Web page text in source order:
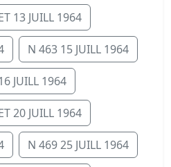
13 JUILL 1964
N 463 15 JUILL 1964
JUILL 1964
20 JUILL 1964
N 469 25 JUILL 1964